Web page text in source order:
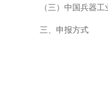
（三）中国兵器
三、申报方式